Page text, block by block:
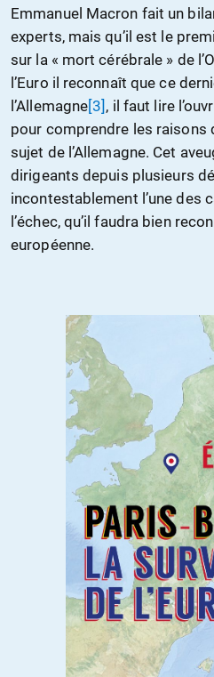
Emmanuel Macron fait un
experts, mais qu’il est le
sur la « mort cérébrale » de
l’Euro il reconnaît que ce
l’Allemagne[3] , il faut lire
pour comprendre les raisons
sujet de l’Allemagne. Cet
dirigeants depuis plusieurs
incontestablement l’une des
l’échec, qu’il faudra bien
européenne.